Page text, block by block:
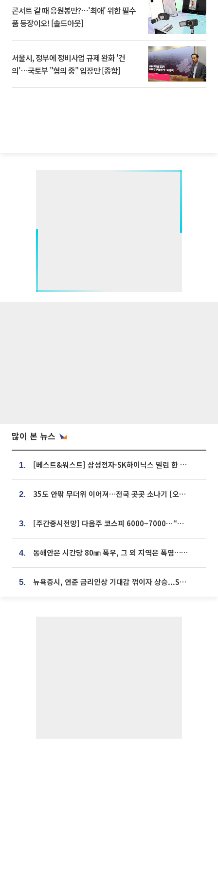
콘서트 갈 때 응원봉만?⋯'최애' 위한 필수
품 등장이오! [솔드아웃]
서울시, 정부에 정비사업 규제 완화 '건
의'⋯국토부 "협의 중" 입장만 [종합]
많이 본 뉴스
1. [베스트&워스트] 삼성전자·SK하이닉스 밀린 한 주…상상인증권은 85% 급등
2. 35도 안팎 무더위 이어져…전국 곳곳 소나기 [오늘 날씨]
3. [주간증시전망] 다음주 코스피 6000~7000⋯“外人 수급은 정책이 변수”
4. 동해안은 시간당 80㎜ 폭우, 그 외 지역은 폭염…‘극과 극 날씨’
5. 뉴욕증시, 연준 금리인상 기대감 꺾이자 상승...S&P500 사상 최고치 [종합]